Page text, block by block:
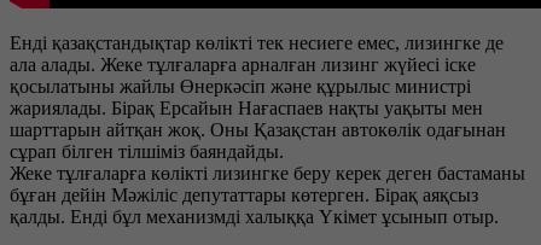
Енді қазақстандықтар көлікті тек несиеге емес, лизингке де
ала алады. Жеке тұлғаларға арналған лизинг жүйесі іске
қосылатыны жайлы Өнеркәсіп және құрылыс министрі
жариялады. Бірақ Ерсайын Нағаспаев нақты уақыты мен
шарттарын айтқан жоқ. Оны Қазақстан автокөлік одағынан
сұрап білген тілшіміз баяндайды.
Жеке тұлғаларға көлікті лизингке беру керек деген бастаманы
бұған дейін Мәжіліс депутаттары көтерген. Бірақ аяқсыз
қалды. Енді бұл механизмді халыққа Үкімет ұсынып отыр.